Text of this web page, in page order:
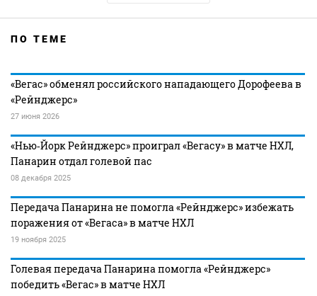
ПО ТЕМЕ
«Вегас» обменял российского нападающего Дорофеева в
«Рейнджерс»
27 июня 2026
«Нью‑Йорк Рейнджерс» проиграл «Вегасу» в матче НХЛ,
Панарин отдал голевой пас
08 декабря 2025
Передача Панарина не помогла «Рейнджерс» избежать
поражения от «Вегаса» в матче НХЛ
19 ноября 2025
Голевая передача Панарина помогла «Рейнджерс»
победить «Вегас» в матче НХЛ